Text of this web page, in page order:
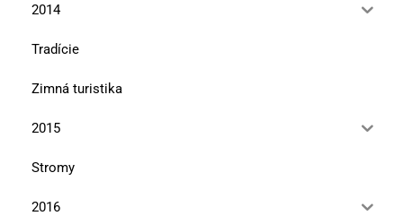
2014
Tradície
Zimná turistika
2015
Stromy
2016